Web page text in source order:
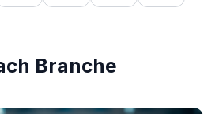
Branche